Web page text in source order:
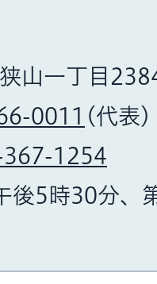
山一丁目
0011 (代表)
1254
後5時30分、